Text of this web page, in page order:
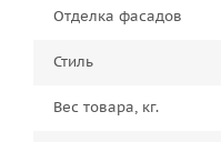
Отделка фасадов
Стиль
Вес товара, кг.